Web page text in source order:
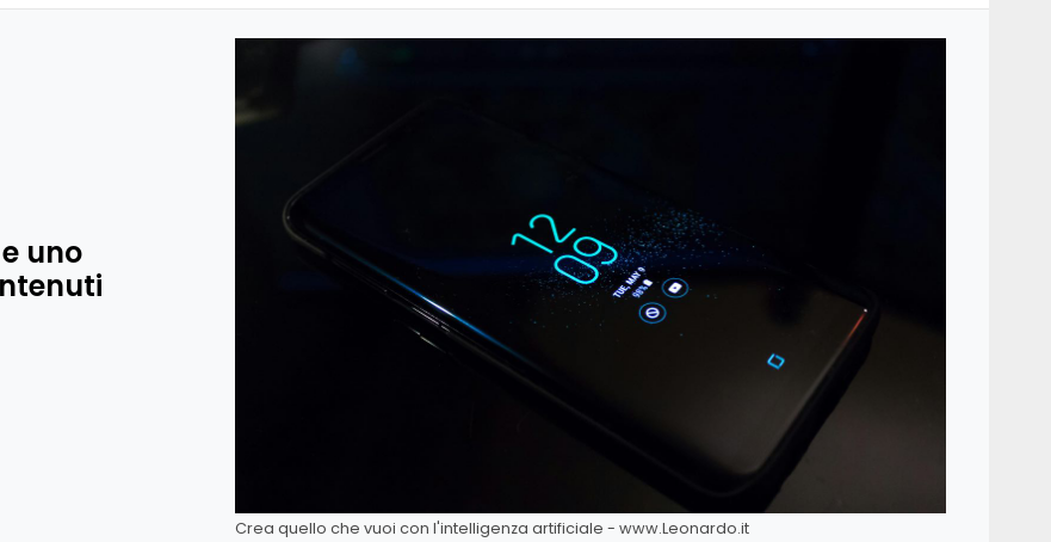
uno
Crea quello che vuoi con l'intelligenza artificiale - www.Leonardo.it